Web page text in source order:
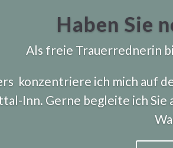
Haben Sie
Als freie Trauerrednerin
konzentriere ich mich auf
Inn. Gerne begleite ich